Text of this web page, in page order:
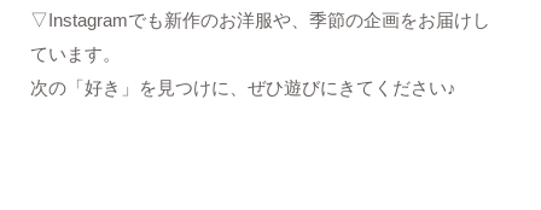
▽Instagramでも新作のお洋服や、季節の企画をお届けし
ています。
次の「好き」を見つけに、ぜひ遊びにきてください♪